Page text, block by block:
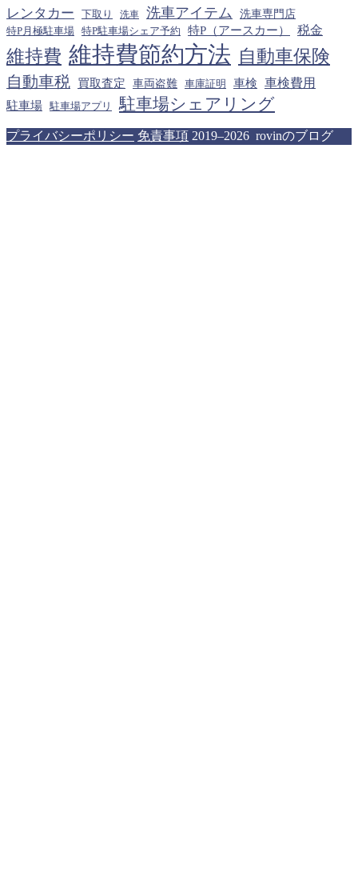
レンタカー 下取り 洗車 洗車アイテム
洗車専門店
特P月極駐車場
特P駐車場シェア予約 特P（アースカー） 税金
維持費 維持費節約方法 自動車保険
自動車税 買取査定 車両盗難 車庫証明 車検 車検費用
駐車場 駐車場アプリ 駐車場シェアリング
プライバシーポリシー 免責事項 2019–2026 rovinのブログ